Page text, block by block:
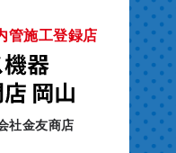
管施工登録店
社金友商店